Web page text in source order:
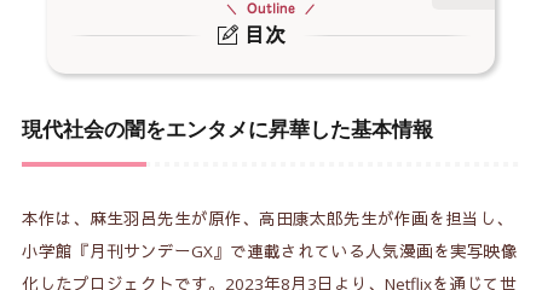
目次
Outline
1.
2.実写版の主題歌は「れん」の「HoriZOM」
魅力的なキャスト陣が体現する「現代人のリアル
4.
絶望の日常から「100のこと」への劇的な変化
現代社会の闇をエンタメに昇華した基本情報
本作は、麻生羽呂先生が原作、高田康太郎先生が作画を担当し、
小学館『月刊サンデーGX』で連載されている人気漫画を実写映像
化したプロジェクトです。2023年8月3日より、Netflixを通じて世